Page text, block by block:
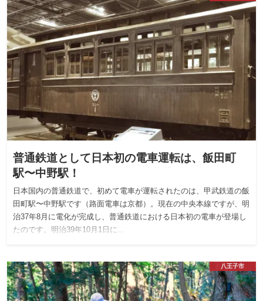
普通鉄道として日本初の電車運転は、飯田町
駅〜中野駅！
日本国内の普通鉄道で、初めて電車が運転されたのは、甲武鉄道の飯
田町駅〜中野駅です（路面電車は京都）。現在の中央本線ですが、明
治37年8月に電化が完成し、普通鉄道における日本初の電車が登場し
たのです。明治39年10月1日に…
八王子市